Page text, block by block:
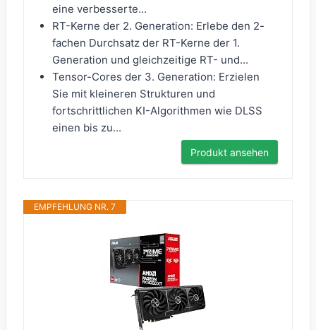
eine verbesserte...
RT-Kerne der 2. Generation: Erlebe den 2-
fachen Durchsatz der RT-Kerne der 1.
Generation und gleichzeitige RT- und...
Tensor-Cores der 3. Generation: Erzielen
Sie mit kleineren Strukturen und
fortschrittlichen KI-Algorithmen wie DLSS
einen bis zu...
Produkt ansehen
EMPFEHLUNG NR. 7